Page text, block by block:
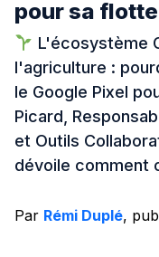
pour sa
L'écosystème
l'agriculture :
le Google Pixel
Picard,
et Outils
dévoile comment
Par Rémi Duplé,